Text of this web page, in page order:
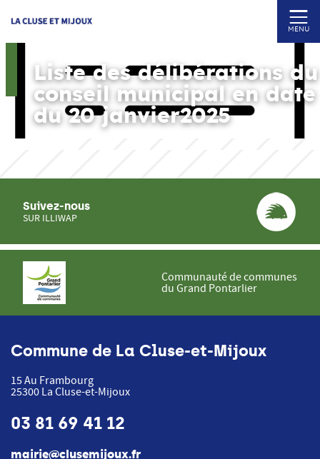
MENU
Liste des délibérations du
conseil municipal en date
du 20 janvier2025
Suivez-nous
SUR ILLIWAP
Communauté de communes
du Grand Pontarlier
Commune de La Cluse-et-Mijoux
15 Au Frambourg
25300 La Cluse-et-Mijoux
03 81 69 41 12
mairie@clusemijoux.fr